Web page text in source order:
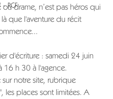
- RCF
ou drame, n’est pas héros qui
là que l'aventure du récit
d'écriture : samedi 24 juin
16 h 30 à l'agence.
sur notre site, rubrique
les places sont limitées. A